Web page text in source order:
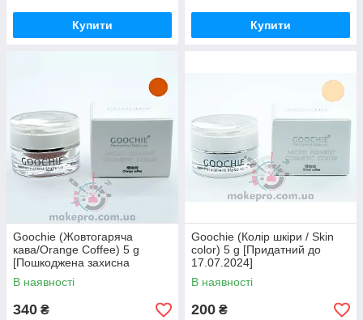
Купити Купити
Goochie (Жовтогаряча
кава/Orange Coffee) 5 g
[Пошкоджена захисна
мембрана під час
транспортування]
В наявності
340 ₴
Goochie (Колір шкіри / Skin
color) 5 g [Придатний до
17.07.2024]
В наявності
200 ₴